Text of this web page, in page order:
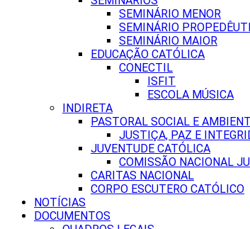
SEMINÁRIO MENOR
SEMINÁRIO
SEMINÁRIO MAIOR
EDUCAÇÃO CATÓLICA
CONECTIL
ISFIT
ESCOLA MÚSICA
INDIRETA
PASTORAL SOCIAL E
JUSTIÇA, PAZ E
JUVENTUDE CATÓLICA
COMISSÃO NACIONAL
CARITAS NACIONAL
CORPO ESCUTERO CATÓLICO
NOTÍCIAS
DOCUMENTOS